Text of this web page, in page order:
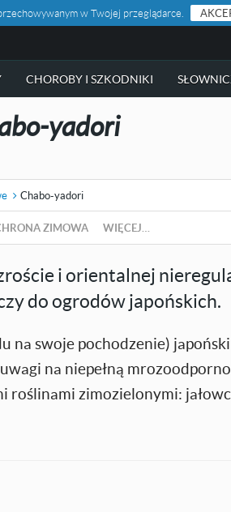
w Twojej przeglądarce.
CHOROBY I SZKODNIKI
yadori
Chabo-yadori
ZIMOWA WIĘCEJ…
i orientalnej
do ogrodów japońskich.
na swoje pochodzenie)
na niepełną
roślinami zimozielonymi: